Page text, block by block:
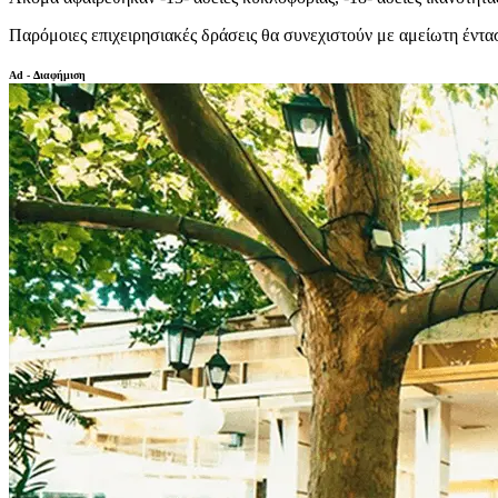
Παρόμοιες επιχειρησιακές δράσεις θα συνεχιστούν με αμείωτη
Ad - Διαφήμιση